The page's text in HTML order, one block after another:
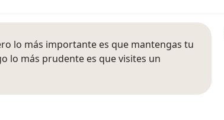
lo más importante es que mantengas tu
lo más prudente es que visites un